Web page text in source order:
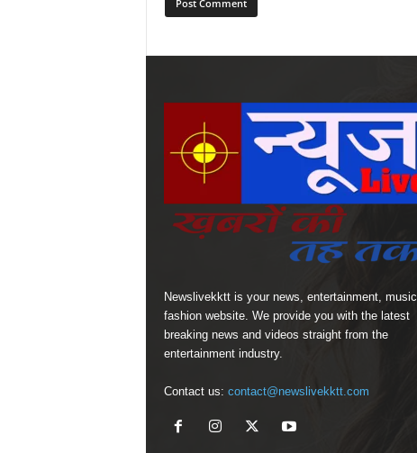
Newslivekktt is your news, entertainment, music
fashion website. We provide you with the latest
breaking news and videos straight from the
entertainment industry.
Contact us: contact@newslivekktt.com